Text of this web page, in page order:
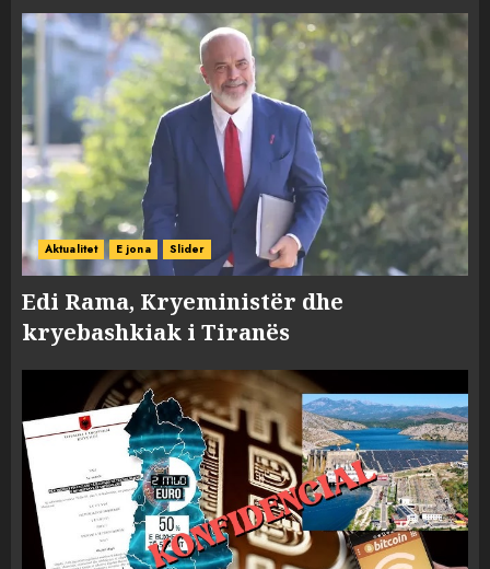
Aktualitet E jona Slider
Edi Rama, Kryeministër dhe
kryebashkiak i Tiranës